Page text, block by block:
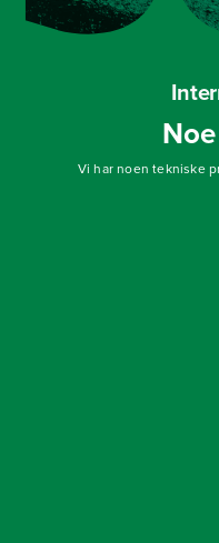
Vi har noen tekniske